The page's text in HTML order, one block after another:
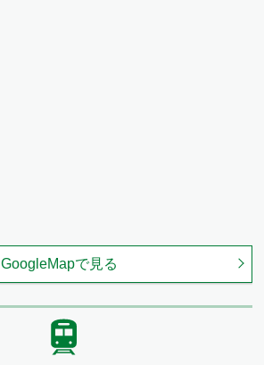
GoogleMapで見る